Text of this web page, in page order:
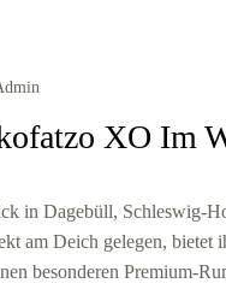
XO Im
in Dagebüll, Schleswig-
am Deich gelegen, bietet
besonderen Premium-